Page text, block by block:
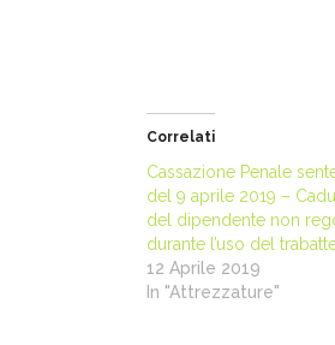
Correlati
Cassazione Penale
del 9 aprile 2019 –
del dipendente non
durante l’uso del
12 Aprile 2019
In "Attrezzature"